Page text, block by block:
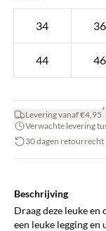
34 36
44 46
Levering vanaf €4,95*
Verwachte levering
30 dagen retourrecht
Beschrijving
Draag deze leuke
een leuke legging